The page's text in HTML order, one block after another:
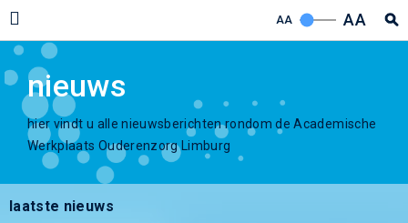
AA AA
nieuws
hier vindt u alle nieuwsberichten rondom de Academische
Werkplaats Ouderenzorg Limburg
laatste nieuws